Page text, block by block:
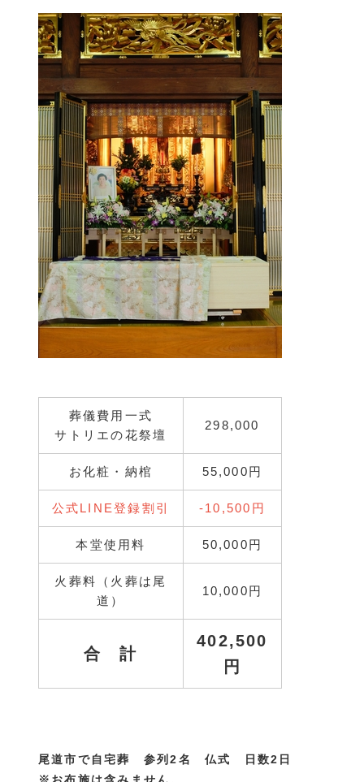
葬儀費用一式
サトリエの花祭壇
298,000
お化粧・納棺 55,000円
公式LINE登録割引 -10,500円
本堂使用料 50,000円
火葬料（火葬は尾
道）
10,000円
合 計
402,500
円
尾道市で自宅葬 参列2名 仏式 日数2日
※お布施は含みません。